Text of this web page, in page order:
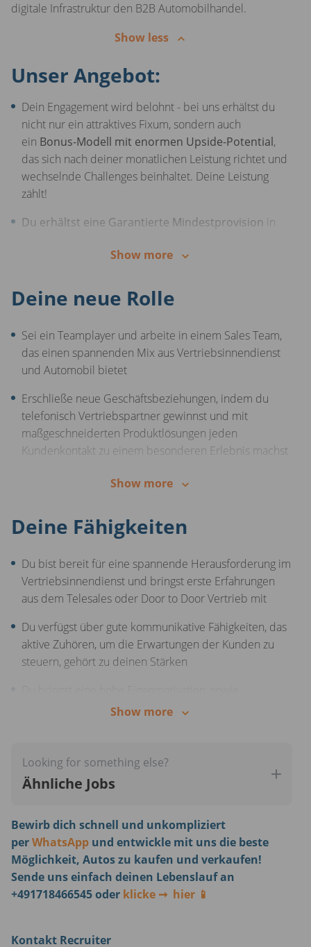
digitale Infrastruktur den B2B Automobilhandel.
Show less
Unser Angebot:
Dein Engagement wird belohnt - bei uns erhältst du
nicht nur ein attraktives Fixum, sondern auch
ein Bonus-Modell mit enormen Upside-Potential,
das sich nach deiner monatlichen Leistung richtet und
wechselnde Challenges beinhaltet. Deine Leistung
zählt!
Du erhältst eine Garantierte Mindestprovision in
du kannst immer mehr verdienen, je besser du wirst!
Softdrinksin unseren Offices (Berlin, Köln, Hannover)
zu 100% remote!
28 Urlaubstagestehen dir zur Verfügung, um dich zu
30 Urlaubstage an.
Ein attraktiver Rabatt auf den Kauf eines neuen Autos
beiAutohero- ein exklusives Angebot für dich!
Ein übergesetzlicher Zuschuss zur betrieblichen
Altersvorsorge. Wir kümmern uns um dich, auch über
Unsere Mitarbeiterplattform bietet zahlreiche Rabatte
für deine Einkäufe - du profitierst von exklusiven
Vergünstigungen.
Show more
Deine neue Rolle
Sei ein Teamplayer und arbeite in einem Sales Team,
das einen spannenden Mix aus Vertriebsinnendienst
und Automobil bietet
Erschließe neue Geschäftsbeziehungen, indem du
telefonisch Vertriebspartner gewinnst und mit
maßgeschneiderten Produktlösungen jeden
Kundenkontakt zu einem besonderen Erlebnis machst
Gestalte den Verkaufsprozess aktiv mit und verlasse
Nutze die Freiheit, deinen Arbeitstag selbstständig zu
planen und feiere deine individuellen Erfolge im
Vertrieb
Berichte regelmäßig an deinen Team Lead, gemeinsam
haltet ihr deine KPIs im Blick
Show more
Deine Fähigkeiten
Du bist bereit für eine spannende Herausforderung im
Vertriebsinnendienst und bringst erste Erfahrungen
aus dem Telesales oder Door to Door Vertrieb mit
Du verfügst über gute kommunikative Fähigkeiten, das
aktive Zuhören, um die Erwartungen der Kunden zu
steuern, gehört zu deinen Stärken
lösungsorientiertes Denken mit
fasziniert dich
keit auf Deutsch in Wort und Schrift bringst du
ebenfalls mit
Show more
Looking for something else?
Ähnliche Jobs
Bewirb dich schnell und unkompliziert
perWhatsApp und entwickle mit uns die beste
Möglichkeit, Autos zu kaufen und verkaufen!
Sende uns einfach deinen Lebenslauf an
+491718466545 oder klicke ➞ hier 📱
Kontakt Recruiter